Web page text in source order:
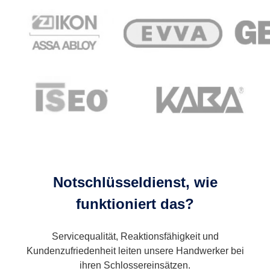
Notschlüsseldienst, wie
funktioniert das?
Servicequalität, Reaktionsfähigkeit und
Kundenzufriedenheit leiten unsere Handwerker bei
ihren Schlossereinsätzen.